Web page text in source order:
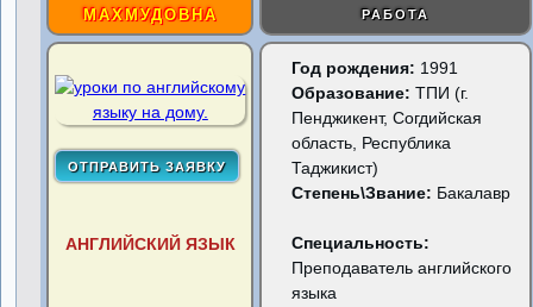
МАХМУДОВНА
РАБОТА
АНГЛИЙСКИЙ ЯЗЫК
Год рождения: 1991
Образование: ТПИ (г.
Пенджикент, Согдийская
область, Республика
Таджикист)
Степень\Звание: Бакалавр
Специальность:
Преподаватель английского
языка